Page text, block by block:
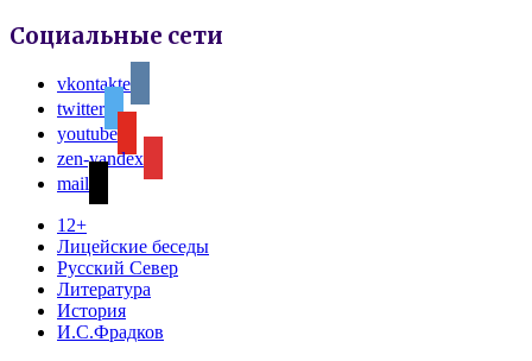
Социальные сети
vkontakte
twitter
youtube
zen-yandex
mail
12+
Лицейские беседы
Русский Север
Литература
История
И.С.Фрадков